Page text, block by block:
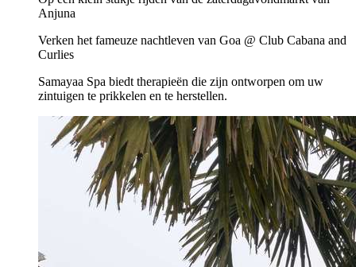
Anjuna
Verken het fameuze nachtleven van Goa @ Club Cabana and
Curlies
Samayaa Spa biedt therapieën die zijn ontworpen om uw
zintuigen te prikkelen en te herstellen.